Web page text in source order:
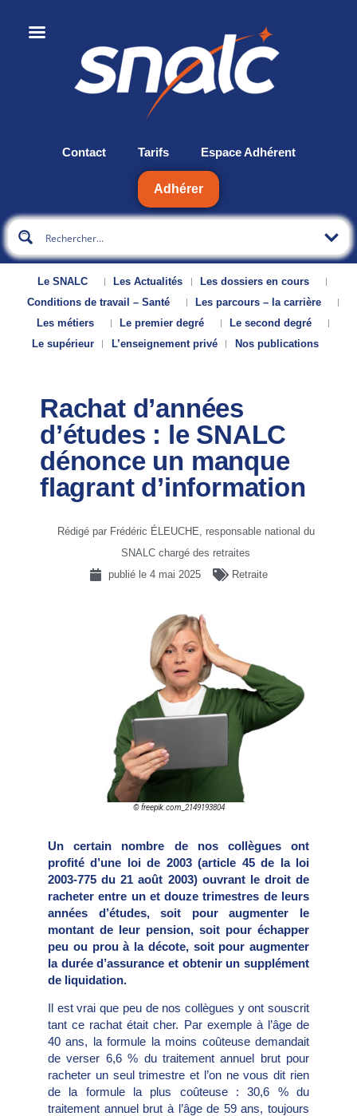
Contact Tarifs Espace Adhérent
Adhérer
Le SNALC Les Actualités
Les dossiers en cours
Conditions de travail – Santé
Les parcours – la carrière
Les métiers
Le premier degré
Le second degré
Le supérieur
L’enseignement privé Nos publications
Rachat d’années
d’études : le SNALC
dénonce un manque
flagrant d’information
Rédigé par Frédéric ÉLEUCHE, responsable national du
SNALC chargé des retraites
publié le 4 mai 2025 Retraite
© freepik.com_2149193804
Un certain nombre de nos collègues ont
profité d’une loi de 2003 (article 45 de la loi
2003-775 du 21 août 2003) ouvrant le droit de
racheter entre un et douze trimestres de leurs
années d’études, soit pour augmenter le
montant de leur pension, soit pour échapper
peu ou prou à la décote, soit pour augmenter
la durée d’assurance et obtenir un supplément
de liquidation.
Il est vrai que peu de nos collègues y ont souscrit
tant ce rachat était cher. Par exemple à l’âge de
40 ans, la formule la moins coûteuse demandait
de verser 6,6 % du traitement annuel brut pour
racheter un seul trimestre et l’on ne vous dit rien
de la formule la plus coûteuse : 30,6 % du
traitement annuel brut à l’âge de 59 ans, toujours